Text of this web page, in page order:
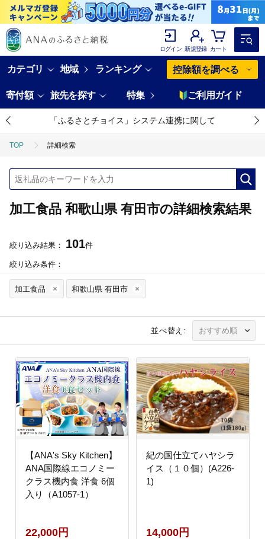
ログイン 新規登録 カート
カテゴリ 地域 ランキング 控除額を調べる
寄付額 旅先を探す 特集 ご利用ガイド
「ふるさとチョイス」システム連携に関して
TOP 詳細検索
加工食品 和歌山県 有田市の詳細検索結果
絞り込み結果： 101件
絞り込み条件：
加工食品 和歌山県 有田市
並べ替え:
【ANA's Sky Kitchen】
ANA国際線エコノミー
クラス機内食 洋食 6個
入り（A1057-1）
22,000円
紀の国仕立てハヤシラ
イス（１０個）(A226-
1)
14,000円